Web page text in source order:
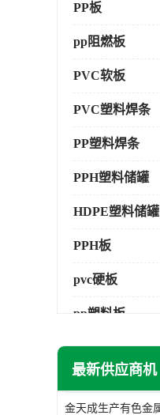
PP板
pp阻燃板
PVC软板
PVC塑料焊条
PP塑料焊条
PPH塑料储罐
HDPE塑料储罐
PPH板
pvc硬板
pp塑料板
pvc萃取板
最新供应商机